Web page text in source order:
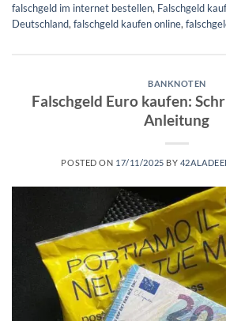
falschgeld im internet bestellen​, Falschgeld
Deutschland, falschgeld kaufen online​,
BANKNOTEN
Falschgeld Euro kaufen:
Anleitung
POSTED ON 17/11/2025 BY